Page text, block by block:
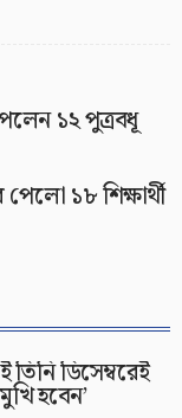
১২ পুত্রবধূ
১৮ শিক্ষার্থী
ডিসেম্বরেই
হবেন’